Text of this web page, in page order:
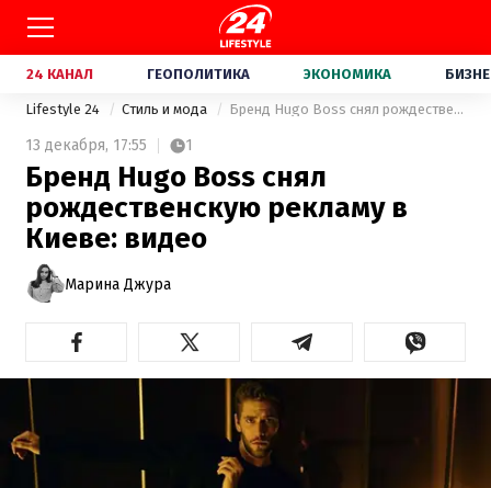
24 КАНАЛ ГЕОПОЛИТИКА ЭКОНОМИКА
Lifestyle 24 Стиль и мода Бренд Hugo Boss снял рождественскую рекламу в Киеве: видео
13 декабря, 17:55 1
Бренд Hugo Boss снял
рождественскую рекламу в
Киеве: видео
Марина Джура